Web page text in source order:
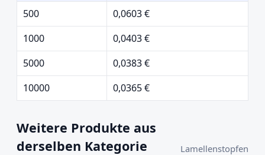
500
0,0603 €
1000
0,0403 €
5000
0,0383 €
10000
0,0365 €
Weitere Produkte aus
derselben Kategorie
Lamellenstopfen